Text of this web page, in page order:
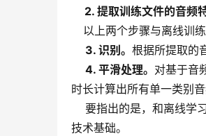
2. 提取训练文件的音频特
以上两个步骤与离线训
3. 识别。 根据所提取的
4. 平滑处理。 对基于音
时长计算出所有单一类别音
要指出的是，和离线学
技术基础。